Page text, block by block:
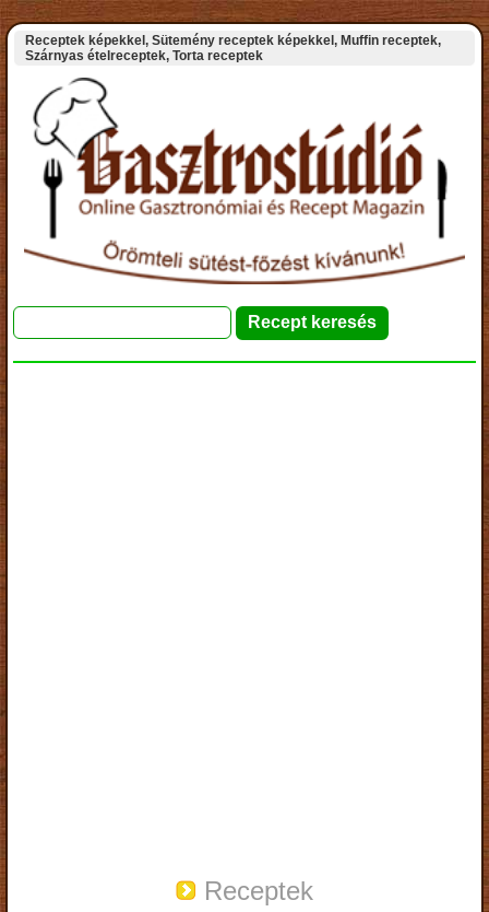
Receptek képekkel, Sütemény receptek képekkel, Muffin receptek,
Szárnyas ételreceptek, Torta receptek
Receptek